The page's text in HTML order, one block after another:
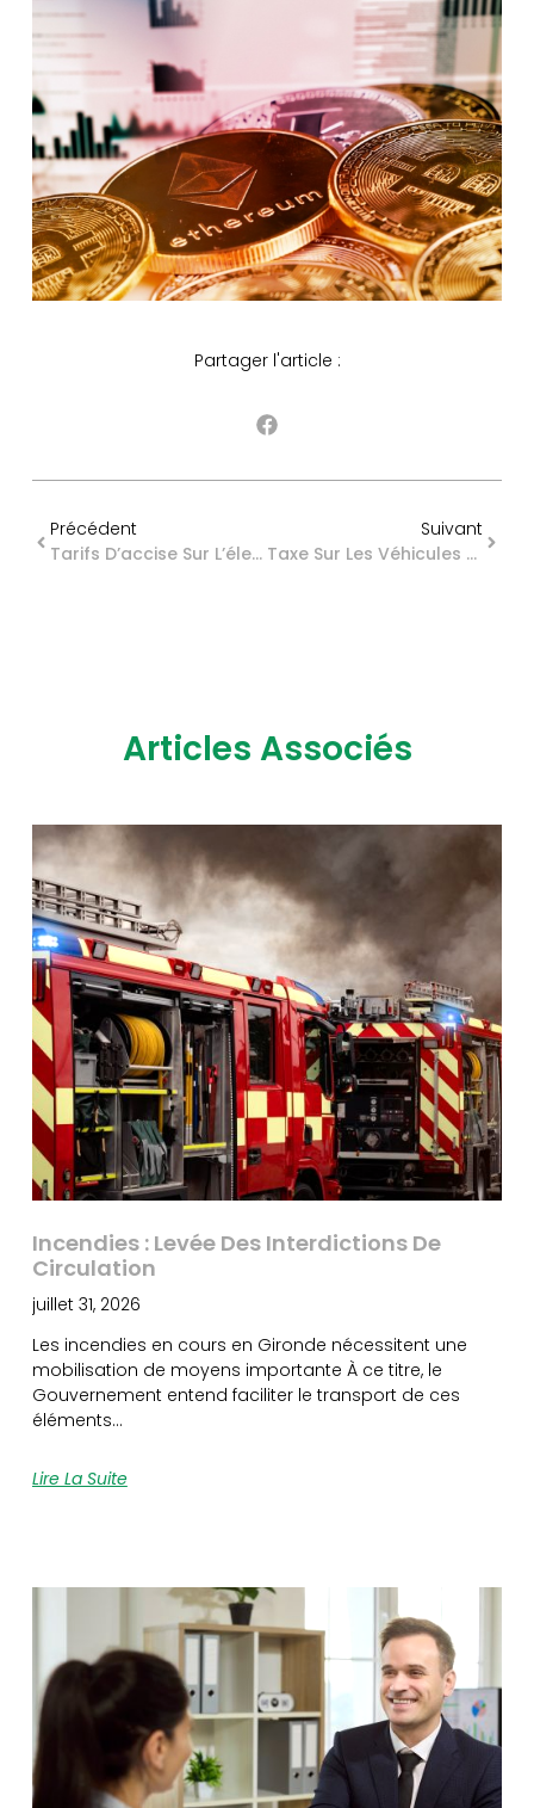
Partager l'article :
Précédent
Tarifs D’accise Sur L’électricité : Quoi De Neuf Pour 2026 ?
Suivant
Taxe Sur Les Véhicules De Tourisme : Quelles Sont Les Règles Du Jeu En 2026 ?
Articles Associés
Incendies : Levée Des Interdictions De
Circulation
juillet 31, 2026
Les incendies en cours en Gironde nécessitent une
mobilisation de moyens importante À ce titre, le
Gouvernement entend faciliter le transport de ces
éléments…
Lire La Suite